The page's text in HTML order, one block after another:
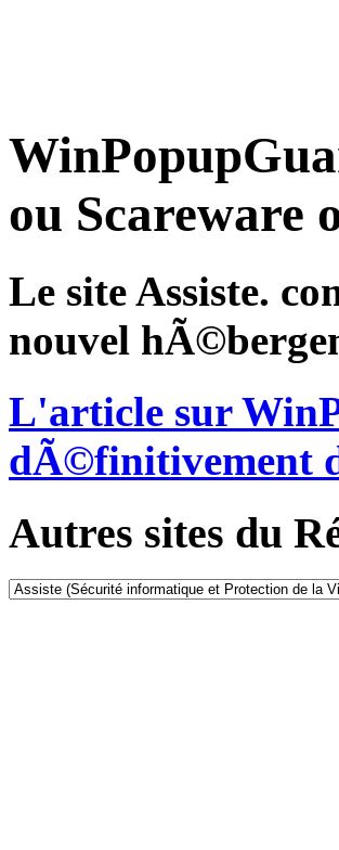
ou Scareware
Le site Assiste.
nouvel
L'article sur
dÃ©finitivement
Autres sites du